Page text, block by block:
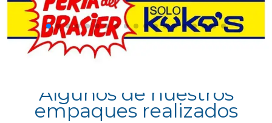
Algunos de nuestros
empaques realizados